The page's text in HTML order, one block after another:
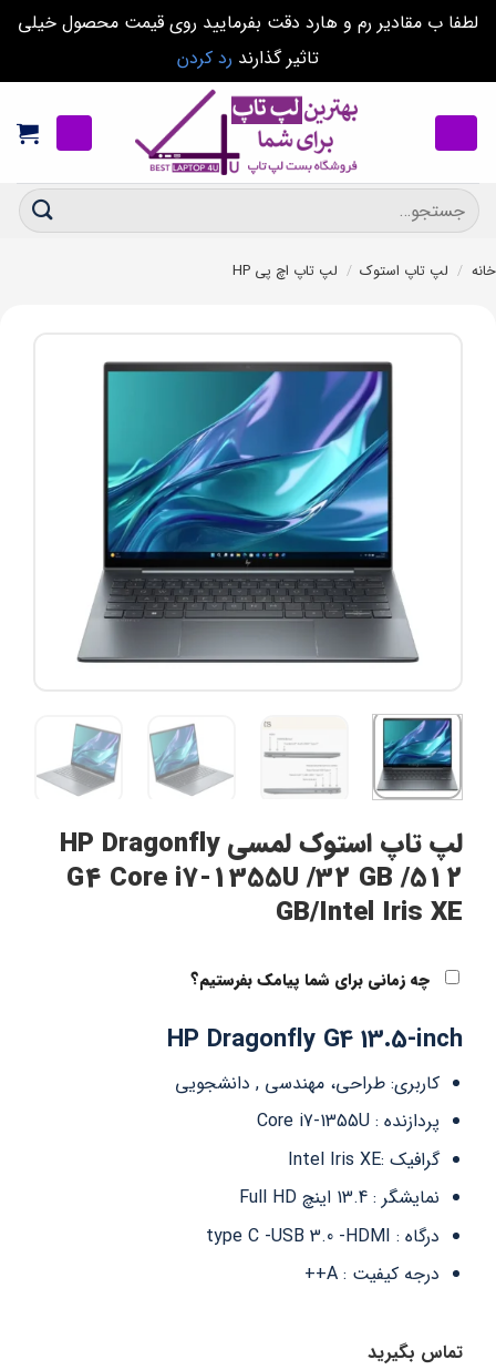
لطفا ب مقادیر رم و هارد دقت بفرمایید روی قیمت محصول خیلی
تاثیر گذارند رد کردن
content
جستجو
برای:
خانه / لپ تاپ استوک / لپ تاپ اچ پی HP
لپ تاپ استوک لمسی HP Dragonfly
G4 Core i7-1355U /32 GB /512
GB/Intel Iris XE
چه زمانی برای شما پیامک بفرستیم؟
HP Dragonfly G4 13.5-inch
کاربری: طراحی، مهندسی , دانشجویی
پردازنده : Core i7-1355U
گرافیک :Intel Iris XE
نمایشگر : 13.4 اینچ Full HD
درگاه : type C -USB 3.0 -HDMI
درجه کیفیت : A++
تماس بگیرید